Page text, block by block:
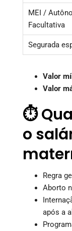
MEI /
Facultativa
Segurada
Valor
Valor
⏱️
o
Regra
Aborto
após a